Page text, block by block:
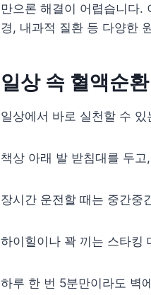
만으론 해결이 어렵습니다.
경, 내과적 질환 등 다양한
일상 속 혈액순
일상에서 바로 실천할 수
책상 아래 발 받침대를 두
장시간 운전할 때는 중간중
하이힐이나 꽉 끼는 스타킹
하루 한 번 5분만이라도 벽